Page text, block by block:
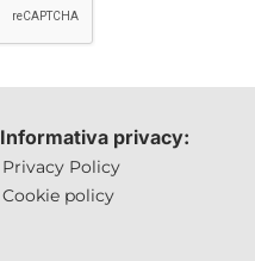
Informativa privacy:
Privacy Policy
Cookie policy